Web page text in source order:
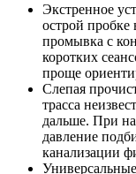
Экстренное
острой пробке
промывка с
коротких
проще
Слепая
трасса
дальше. При
давление
канализации